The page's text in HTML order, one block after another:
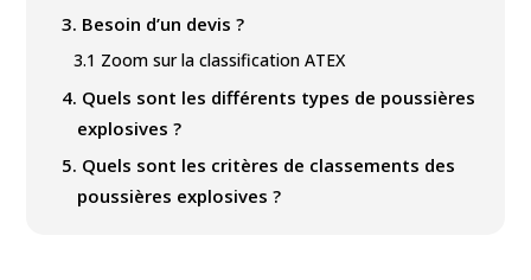
3. Besoin d’un devis ?
3.1 Zoom sur la classification ATEX
4. Quels sont les différents types de poussières
explosives ?
5. Quels sont les critères de classements des
poussières explosives ?